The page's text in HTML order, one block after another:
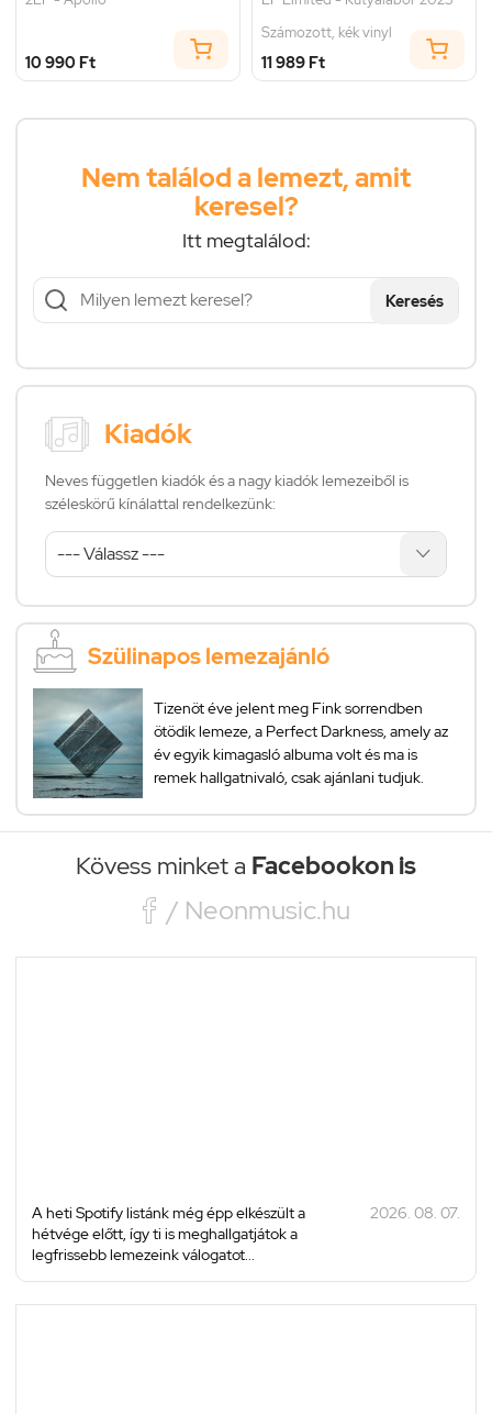
10 990 Ft
Számozott, kék vinyl
11 989 Ft
Nem találod a lemezt, amit
keresel?
Itt megtalálod:
Keresés
Kiadók
Neves független kiadók és a nagy kiadók lemezeiből is
széleskörű kínálattal rendelkezünk:
Szülinapos lemezajánló
Tizenöt éve jelent meg Fink sorrendben
ötödik lemeze, a Perfect Darkness, amely az
év egyik kimagasló albuma volt és ma is
remek hallgatnivaló, csak ajánlani tudjuk.
Kövess minket a Facebookon is
 / Neonmusic.hu
A heti Spotify listánk még épp elkészült a
hétvége előtt, így ti is meghallgatjátok a
legfrissebb lemezeink válogatot...
2026. 08. 07.